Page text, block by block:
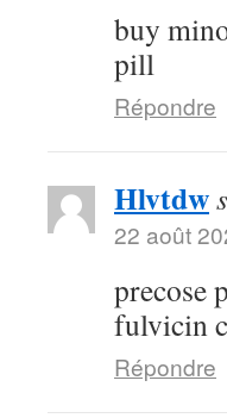
buy
pill
Répondre
Hlvtdw
22 août
precose
fulvicin
Répondre